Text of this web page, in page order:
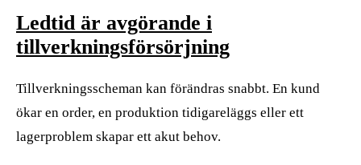
Ledtid är avgörande i
tillverkningsförsörjning
Tillverkningsscheman kan förändras snabbt. En kund
ökar en order, en produktion tidigareläggs eller ett
lagerproblem skapar ett akut behov.